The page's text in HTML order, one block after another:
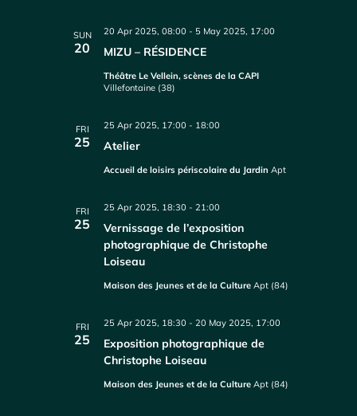
SUN
20 MIZU – RÉSIDENCE
20 Apr 2025, 08:00 - 5 May 2025, 17:00
Théâtre Le Vellein, scènes de la CAPI
Villefontaine (38)
FRI
25 Atelier
25 Apr 2025, 17:00 - 18:00
Accueil de loisirs périscolaire du JardinApt
FRI
25
Vernissage de l’exposition
photographique de Christophe
Loiseau
25 Apr 2025, 18:30 -21:00
Maison des Jeunes et de la CultureApt (84)
FRI
25
Exposition photographique de
Christophe Loiseau
25 Apr 2025, 18:30 -20 May 2025, 17:00
Maison des Jeunes et de la CultureApt (84)